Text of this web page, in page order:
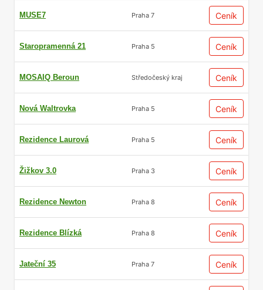
MUSE7 Praha 7 Ceník
Staropramenná 21 Praha 5 Ceník
MOSAIQ Beroun Středočeský kraj Ceník
Nová Waltrovka Praha 5 Ceník
Rezidence Laurová Praha 5 Ceník
Žižkov 3.0 Praha 3 Ceník
Rezidence Newton Praha 8 Ceník
Rezidence Blízká Praha 8 Ceník
Jateční 35 Praha 7 Ceník